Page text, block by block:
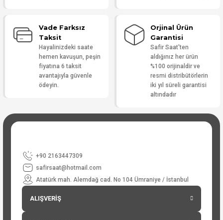
Vade Farksız
Taksit
Hayalinizdeki saate
hemen kavuşun, peşin
fiyatına 6 taksit
avantajıyla güvenle
ödeyin.
Orjinal Ürün
Garantisi
Safir Saat'ten
aldığınız her ürün
%100 orijinaldir ve
resmi distribütörlerin
iki yıl süreli garantisi
altındadır
+90 2163447309
safirsaat@hotmail.com
Atatürk mah. Alemdağ cad. No 104 Ümraniye / İstanbul
ALIŞVERİŞ